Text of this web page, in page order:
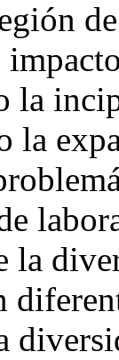
la
la
la